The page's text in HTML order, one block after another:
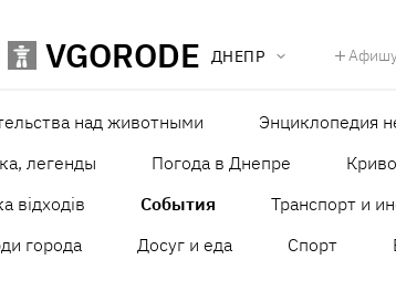
VGORODE ДНЕПР
над животными
Энциклопедия
легенды
Погода в Днепре
відходів
События
Транспорт и
города Досуг и еда Спорт